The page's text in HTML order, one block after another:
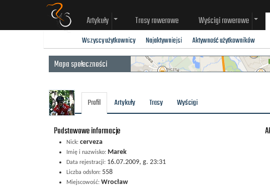
Artykuły Trasy rowerowe Wyścigi rowerowe
Wszyscy użytkownicy Najaktywniejsi Aktywność użytkowników
Mapa społeczności
Profil Artykuły Trasy Wyścigi
Podstawowe informacje
Nick: cerveza
Imię i nazwisko: Marek
Data rejestracji: 16.07.2009, g. 23:31
Liczba odsłon: 558
Miejscowość: Wrocław